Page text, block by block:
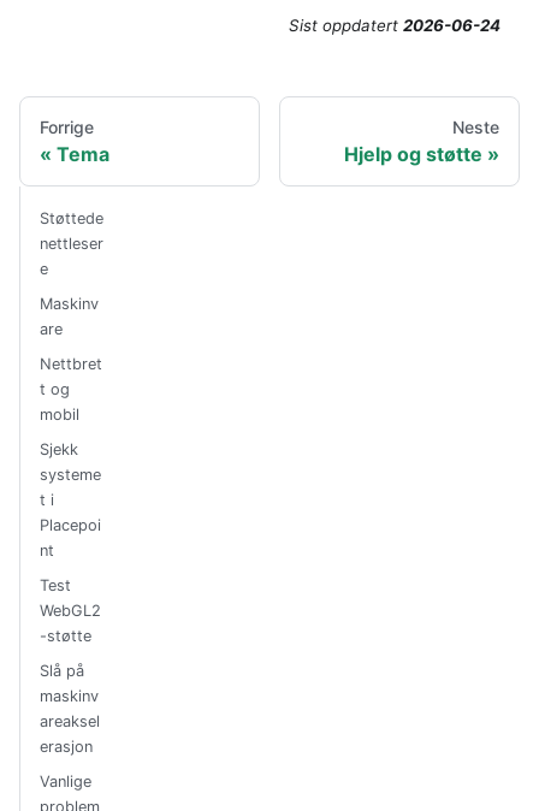
Sist oppdatert 2026-06-24
Forrige
Tema
Neste
Hjelp og støtte
Støttede
nettleser
e
Maskinv
are
Nettbret
t og
mobil
Sjekk
systeme
t i
Placepoi
nt
Test
WebGL2
-støtte
Slå på
maskinv
areaksel
erasjon
Vanlige
problem